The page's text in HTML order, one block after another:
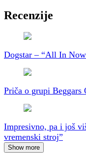
Recenzije
Dogstar – “All In
Priča o grupi Beggars
Impresivno, pa i još
vremenski stroj”
Show more